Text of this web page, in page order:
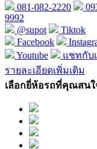
081-082-2220
9992
@supot
Tiktok
Facebook
Youtube
แชทกับ
รายละเอียดเพิ่มเติม
เลือกยี่ห้อรถที่คุณสนใ